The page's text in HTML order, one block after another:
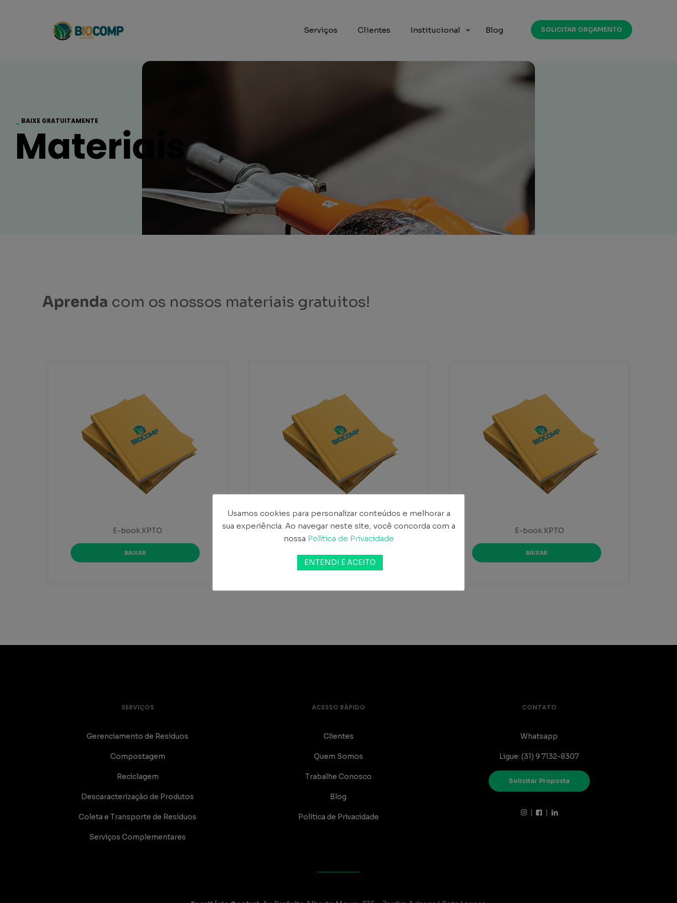
Serviços Clientes Institucional Blog SOLICITAR ORÇAMENTO
BAIXE GRATUITAMENTE
Materiais
Aprenda com os nossos materiais gratuitos!
E-book XPTO
BAIXAR
E-book XPTO E-book XPTO
BAIXAR
SERVIÇOS
Gerenciamento de Resíduos
Compostagem
Reciclagem
Descaracterização de Produtos
Coleta e Transporte de Resíduos
Serviços Complementares
ACESSO RÁPIDO
Clientes
Quem Somos
Trabalhe Conosco
Blog
Política de Privacidade
CONTATO
Whatsapp
Ligue: (31) 9 7132-8307
Solicitar Proposta
| |
Usamos cookies para personalizar conteúdos e melhorar a
sua experiência. Ao navegar neste site, você concorda com a
nossa Política de Privacidade
ENTENDI E ACEITO